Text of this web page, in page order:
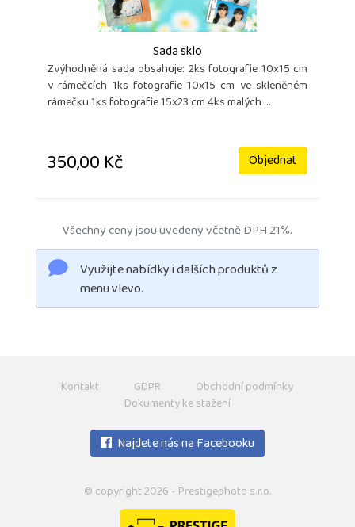
Sada sklo
Zvýhodněná sada obsahuje: 2ks fotografie 10x15 cm
v rámečcích 1ks fotografie 10x15 cm ve skleněném
rámečku 1ks fotografie 15x23 cm 4ks malých ...
350,00 Kč Objednat
Všechny ceny jsou uvedeny včetně DPH 21%.
Využijte nabídky i dalších produktů z
menu vlevo.
Kontakt GDPR Obchodní podmínky
Dokumenty ke stažení
Najdete nás na Facebooku
© copyright 2026 - Prestigephoto s.r.o.